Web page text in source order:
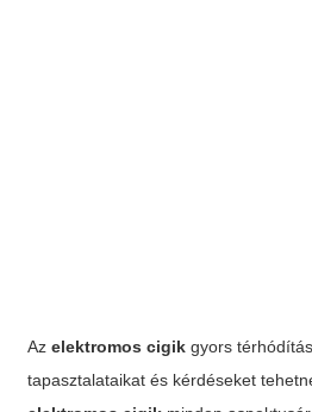
Azelektromos cigik gyors
tapasztalataikat és kérdéseket